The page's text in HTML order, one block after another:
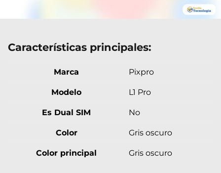
Características principales:
Marca Pixpro
Modelo L1 Pro
Es Dual SIM No
Color Gris oscuro
Color principal Gris oscuro